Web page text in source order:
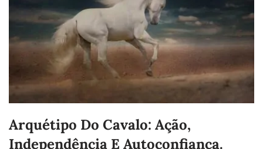
Arquétipo Do Cavalo: Ação,
Independência E Autoconfiança.